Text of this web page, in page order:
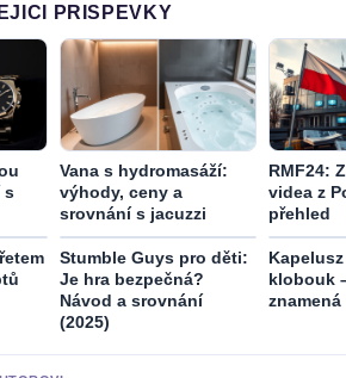
PRISPEVKY
s
Vana s hydromasáží:
výhody, ceny a
srovnání s jacuzzi
RMF24:
videa z
přehled
Stumble Guys pro děti:
Je hra bezpečná?
Návod a srovnání
(2025)
klobouk